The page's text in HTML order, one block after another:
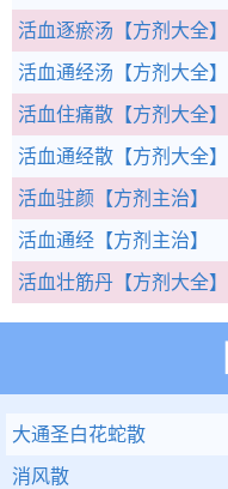
活血逐瘀汤 【方剂大全】
活血通经汤 【方剂大全】
活血住痛散 【方剂大全】
活血通经散 【方剂大全】
活血驻颜 【方剂主治】
活血通经 【方剂主治】
活血壮筋丹 【方剂大全】
大通圣白花蛇散
消风散